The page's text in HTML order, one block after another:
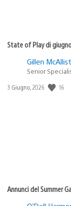
State of Play di
Gillen
Senior
Data
3 Giugno, 2026 16
Annunci del Summer